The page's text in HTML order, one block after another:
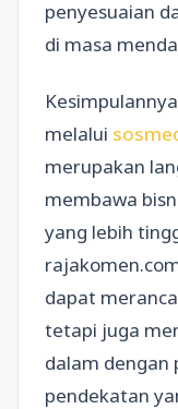
penyesuaian
di masa
melalui
merupakan
membawa
yang lebih
dapat
tetapi juga
dalam dengan
pendekatan